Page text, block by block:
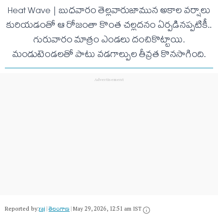
Heat Wave | బుధ‌వారం తెల్ల‌వారుజామున అకాల వ‌ర్షాలు
కురియ‌డంతో ఆ రోజంతా కొంత చ‌ల్ల‌ద‌నం ఏర్ప‌డిన‌ప్ప‌టికీ..
గురువారం మాత్రం ఎండ‌లు దంచికొట్టాయి.
మండుటెండ‌ల‌తో పాటు వ‌డ‌గాల్పుల తీవ్ర‌త కొన‌సాగింది.
Reported by:raj|తెలంగాణ‌|May 29, 2026, 12:51 am IST